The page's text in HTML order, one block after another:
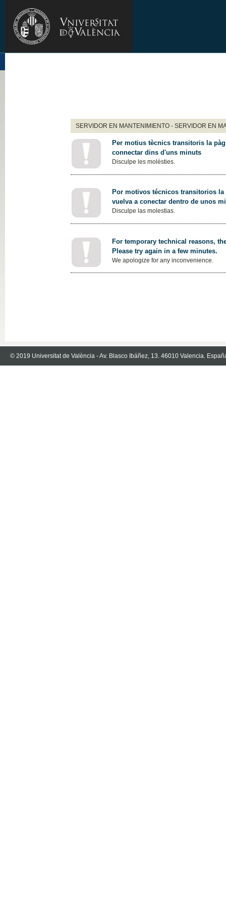
SERVIDOR EN MANTENIMIENTO - SERVIDOR EN
Per motius tècnics transitoris la
connectar dins d'uns minuts
Disculpe les molèsties.
Por motivos técnicos transitorios
vuelva a conectar dentro de unos
Disculpe las molestias.
For temporary technical reasons,
Please try again in a few minutes.
We apologize for any inconvenience.
© 2019 Universitat de València - Av. Blasco Ibáñez, 13. 46010 Valencia.